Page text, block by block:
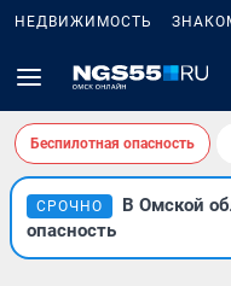
НЕДВИЖИМОСТЬ
Беспилотная опасность
СРОЧНО
В Омской
опасность